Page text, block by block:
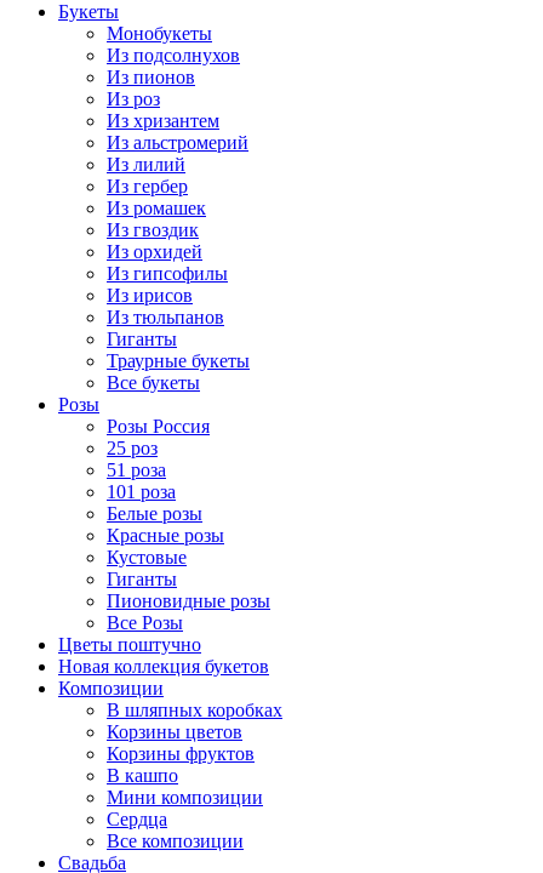
Букеты
Монобукеты
Из подсолнухов
Из пионов
Из роз
Из хризантем
Из альстромерий
Из лилий
Из гербер
Из ромашек
Из гвоздик
Из орхидей
Из гипсофилы
Из ирисов
Из тюльпанов
Гиганты
Траурные букеты
Все букеты
Розы
Розы Россия
25 роз
51 роза
101 роза
Белые розы
Красные розы
Кустовые
Гиганты
Пионовидные розы
Все Розы
Цветы поштучно
Новая коллекция букетов
Композиции
В шляпных коробках
Корзины цветов
Корзины фруктов
В кашпо
Мини композиции
Сердца
Все композиции
Свадьба